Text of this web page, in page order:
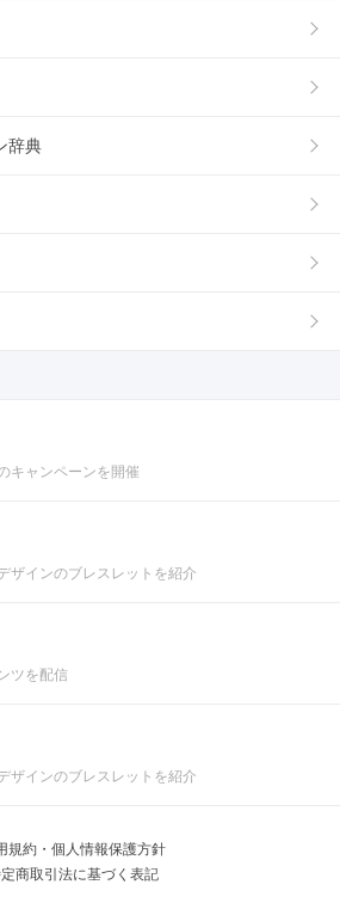
辞典
キャンペーンを開催
ザインのブレスレットを紹介
ツを配信
ザインのブレスレットを紹介
規約・個人情報保護方針
商取引法に基づく表記